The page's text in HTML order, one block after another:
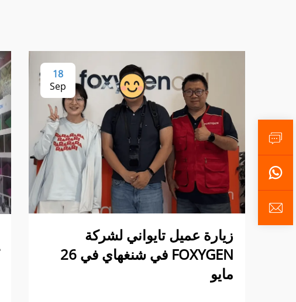
18
Sep
زيارة عميل تايواني لشركة
FOXYGEN في شنغهاي في 26
مايو